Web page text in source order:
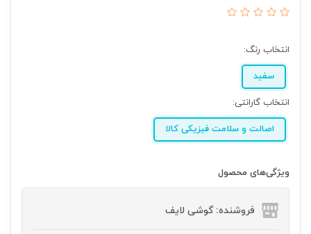
انتخاب رنگ:
سفید
انتخاب گارانتی:
اصالت و سلامت فیزیکی کالا
ویژگی‌های محصول
فروشنده: گوشی لایف